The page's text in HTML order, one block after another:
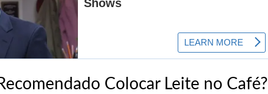
Colocar Leite no Café?